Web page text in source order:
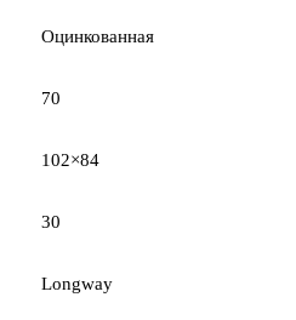
Оцинкованная
70
102×84
30
Longway